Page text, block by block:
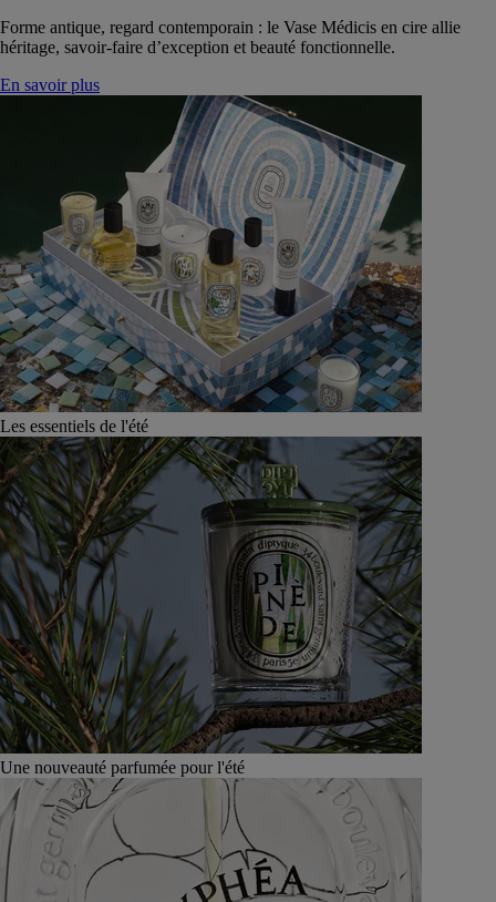
Forme antique, regard contemporain : le Vase Médicis en cire allie
héritage, savoir-faire d’exception et beauté fonctionnelle.
En savoir plus
Les essentiels de l'été
Une nouveauté parfumée pour l'été